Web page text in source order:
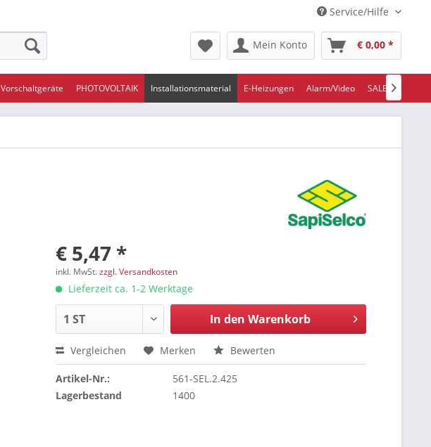
Service/Hilfe
Mein Konto € 0,00 *
Vorschaltgeräte PHOTOVOLTAIK Installationsmaterial E-Heizungen Alarm/Video SALE/ 
€ 5,47 *
inkl. MwSt.zzgl. Versandkosten
Lieferzeit ca. 1-2 Werktage
In den Warenkorb
Vergleichen Merken Bewerten
Artikel-Nr.:
561-SEL.2.425
Lagerbestand
1400